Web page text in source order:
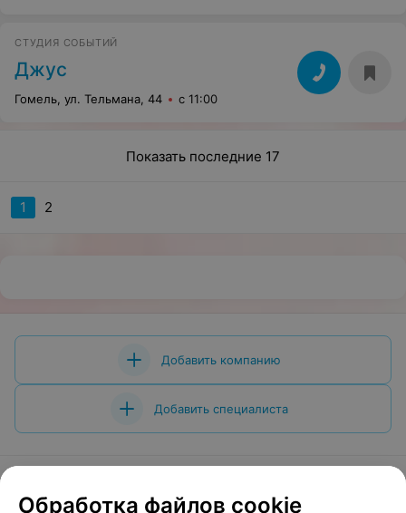
СТУДИЯ СОБЫТИЙ
Джус
Гомель, ул. Тельмана, 44 с 11:00
Показать последние 17
1 2
Добавить компанию
Добавить специалиста
Обработка файлов cookie